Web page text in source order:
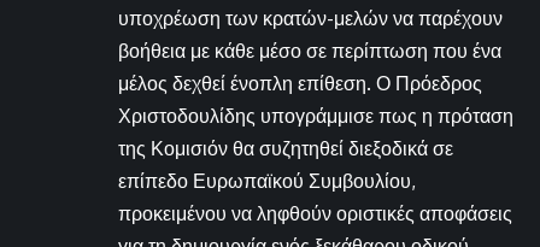
υποχρέωση των κρατών-μελών να παρέχουν
βοήθεια με κάθε μέσο σε περίπτωση που ένα
μέλος δεχθεί ένοπλη επίθεση. Ο Πρόεδρος
Χριστοδουλίδης υπογράμμισε πως η πρόταση
της Κομισιόν θα συζητηθεί διεξοδικά σε
επίπεδο Ευρωπαϊκού Συμβουλίου,
προκειμένου να ληφθούν οριστικές αποφάσεις